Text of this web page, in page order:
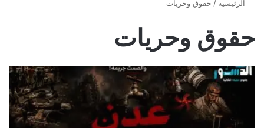
الرئيسية / حقوق وحريات
حقوق وحريات